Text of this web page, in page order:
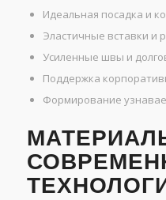
Идеальная посадка и
Эластичные вставки и
Усиленные швы и
Поддержка
Формирование